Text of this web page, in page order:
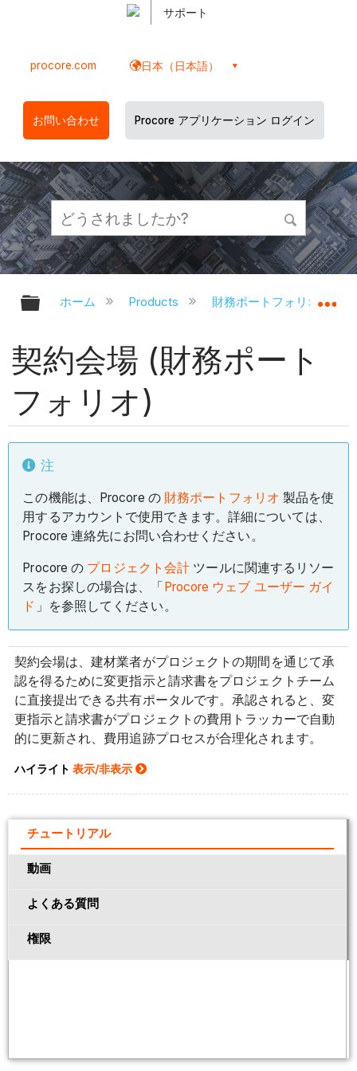
サポート
procore.com 日本（日本語）
お問い合わせ Procore アプリケーション ログイン
グローバル階層を展開/折りたたむ
ホーム Products 財務ポートフォリオと資
契約会場 (財務ポート
フォリオ)
注
この機能は、Procore の 財務ポートフォリオ 製品を使
用するアカウントで使用できます。詳細については、
Procore 連絡先にお問い合わせください。
Procore の プロジェクト会計 ツールに関連するリソー
スをお探しの場合は、「Procore ウェブ ユーザー ガイ
ド 」を参照してください。
契約会場は、建材業者がプロジェクトの期間を通じて承
認を得るために変更指示と請求書をプロジェクトチーム
に直接提出できる共有ポータルです。承認されると、変
更指示と請求書がプロジェクトの費用トラッカーで自動
的に更新され、費用追跡プロセスが合理化されます。
ハイライト 表示/非表示
チュートリアル
動画
よくある質問
権限